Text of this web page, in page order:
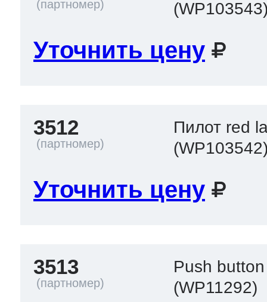
Уточнить цену
3512
Пилот red
Уточнить цену
3513
Push
(WP11292)